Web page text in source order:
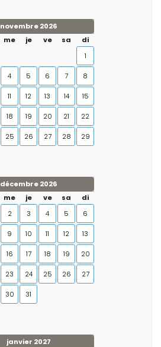
novembre 2026
me je ve sa
di
1
4 5 6 7 8
11 12 13 14 15
18 19 20 21 22
25 26 27 28 29
décembre 2026
me je ve sa
di
2 3 4 5 6
9 10 11 12 13
16 17 18 19 20
23 24 25 26 27
30 31
janvier 2027